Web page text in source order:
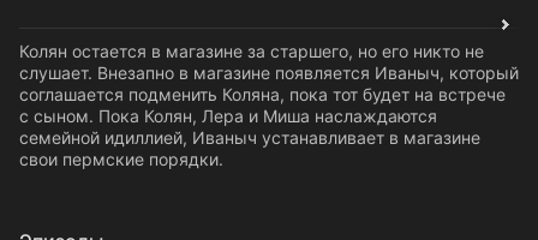
Колян остается в магазине за старшего, но его никто не
слушает. Внезапно в магазине появляется Иваныч, который
соглашается подменить Коляна, пока тот будет на встрече
с сыном. Пока Колян, Лера и Миша наслаждаются
семейной идиллией, Иваныч устанавливает в магазине
свои пермские порядки.